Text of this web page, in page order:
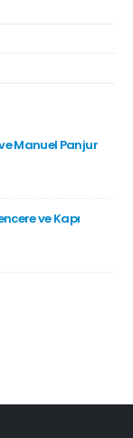
Manuel Panjur
ve Kapı